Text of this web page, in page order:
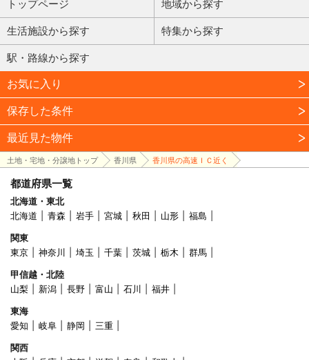
トップページ 地域から探す
生活施設から探す 特集から探す
駅・路線から探す
お気に入り
保存した条件
最近見た物件
土地・宅地・分譲地トップ 香川県 香川県の高速ＩＣ近く
都道府県一覧
北海道・東北
北海道
青森 岩手 宮城 秋田 山形
福島
関東
東京
神奈川 埼玉 千葉 茨城 栃木
群馬
甲信越・北陸
山梨
新潟 長野 富山 石川
福井
東海
愛知
岐阜 静岡
三重
関西